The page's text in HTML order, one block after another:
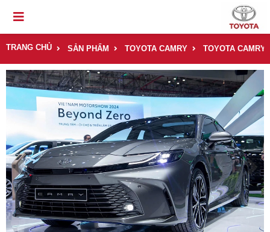
TRANG CHỦ SẢN PHẨM TOYOTA CAMRY TOYOTA CAMRY